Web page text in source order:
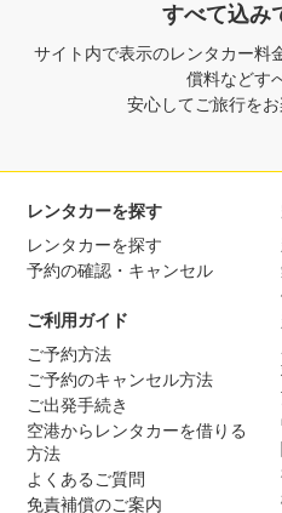
すべて込み
サイト内で表示のレンタカー料
償料などす
安心してご旅行をお
レンタカーを探す
レンタカーを探す
予約の確認・キャンセル
ご利用ガイド
ご予約方法
ご予約のキャンセル方法
ご出発手続き
空港からレンタカーを借りる
方法
よくあるご質問
免責補償のご案内